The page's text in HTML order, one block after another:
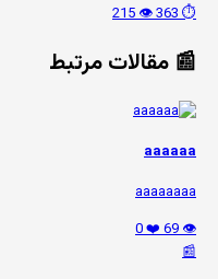
⏱️ 363
👁️ 215
📰 مقالات مرتبط
aaaaaa
aaaaaaaa
👁️ 69
❤️ 0
📰